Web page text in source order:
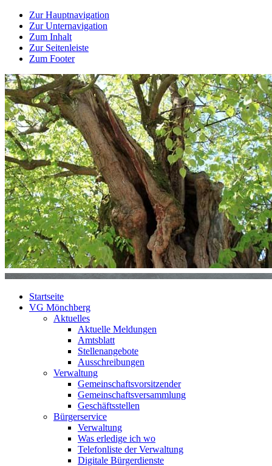
Zur Hauptnavigation
Zur Unternavigation
Zum Inhalt
Zur Seitenleiste
Zum Footer
Startseite
VG Mönchberg
Aktuelles
Aktuelle Meldungen
Amtsblatt
Stellenangebote
Ausschreibungen
Verwaltung
Gemeinschaftsvorsitzender
Gemeinschaftsversammlung
Geschäftsstellen
Bürgerservice
Verwaltung
Was erledige ich wo
Telefonliste der Verwaltung
Digitale Bürgerdienste